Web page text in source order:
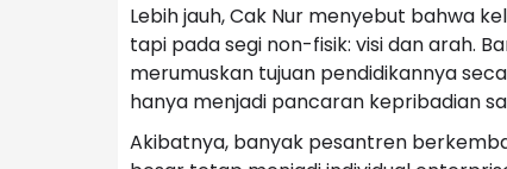
Lebih jauh, Cak Nur menyebut bahwa
tapi pada segi non-fisik: visi dan arah.
merumuskan tujuan pendidikannya
hanya menjadi pancaran kepribadian
Akibatnya, banyak pesantren